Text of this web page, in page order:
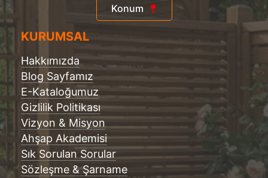
Konum
KURUMSAL
Hakkımızda
Blog Sayfamız
E-Kataloğumuz
Gizlilik Politikası
Vizyon & Misyon
Ahşap Akademisi
Sık Sorulan Sorular
Sözleşme & Şarname